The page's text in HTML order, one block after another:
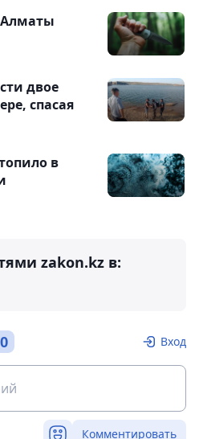
двое
спасая
в
zakon.kz в:
0 Вход
Комментировать